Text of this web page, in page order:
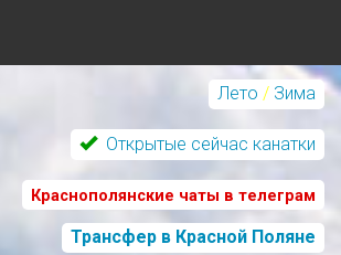
Лето / Зима
Открытые сейчас канатки
Краснополянские чаты в телеграм
Трансфер в Красной Поляне